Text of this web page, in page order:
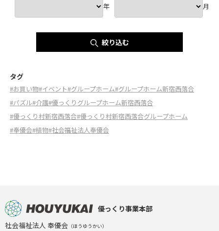
年 月
絞り込む
タグ
#お買い物#イベント#グループホーム#グループホーム新宿西落合
#パズル#介護#優っくりグループホーム新宿西落合
#優っくり村新宿西落合#優っくり村新宿西落合グループホーム
#奉優会#植物#社会福祉法人奉優会
優っくり事業本部
社会福祉法人 奉優会 （ほうゆうかい）